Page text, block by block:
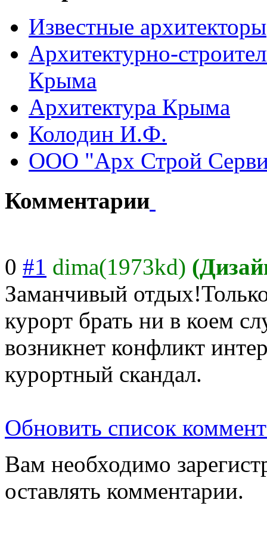
Известные архитекторы
Архитектурно-
Крыма
Архитектура Крыма
Колодин И.Ф.
ООО "Арх Строй
Комментарии
0 #1 dima(1973kd)
Заманчивый
курорт брать ни в коем
возникнет конфликт
курортный скандал.
Обновить список
Вам необходимо
оставлять комментарии.